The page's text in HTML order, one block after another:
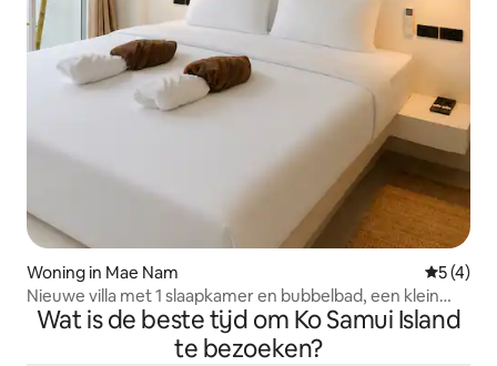
Woning in Mae Nam
5 (4)
Nieuwe villa met 1 slaapkamer en bubbelbad, een klein
knus nest
Wat is de beste tijd om Ko Samui Island
te bezoeken?